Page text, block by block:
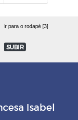
Ir para o rodapé [3]
SUBIR
Isabel